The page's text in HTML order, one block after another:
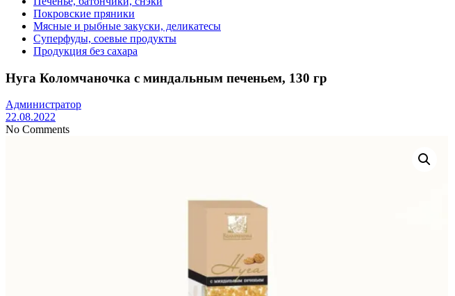
Покровские пряники
Мясные и рыбные закуски, деликатесы
Суперфуды, соевые продукты
Продукция без сахара
Нуга Коломчаночка с миндальным печеньем, 130 гр
Администратор
22.08.2022
No Comments